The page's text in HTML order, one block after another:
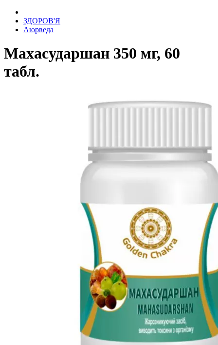
ЗДОРОВ'Я
Аюрведа
Махасударшан 350 мг, 60
табл.